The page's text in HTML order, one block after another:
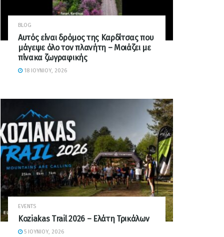
BLOG
Αυτός είναι δρόμος της Καρδίτσας που
μάγεψε όλο τον πλανήτη – Μοιάζει με
πίνακα ζωγραφικής
18 ΙΟΥΝΊΟΥ, 2026
EVENTS
Koziakas Trail 2026 – Ελάτη Τρικάλων
5 ΙΟΥΝΊΟΥ, 2026